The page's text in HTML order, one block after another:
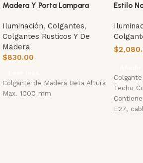
Madera Y Porta Lampara
Iluminación, Colgantes,
Colgantes Rusticos Y De
Madera
$830.00
Colgante de Madera Beta Altura
Max. 1000 mm
Estilo
$
Techo
E27,